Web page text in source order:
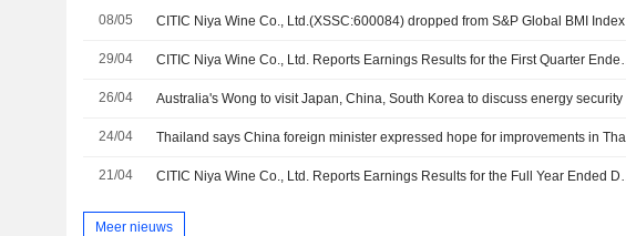
08/05 CITIC Niya Wine Co., Ltd.(XSSC:600084) dropped from S&P Global BMI Index
29/04
26/04 Australia's Wong to visit Japan, China, South Korea to discuss energy security
24/04
21/04
Meer nieuws